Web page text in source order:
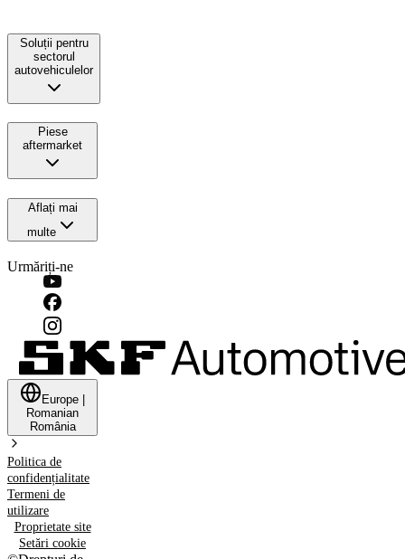
Soluții pentru
sectorul
autovehiculelor
Piese
aftermarket
Aflați mai
multe
Urmăriți-ne
Europe
Romanian
România
Politica de
confidențialitate
Termeni de
utilizare
Proprietate site
Setări cookie